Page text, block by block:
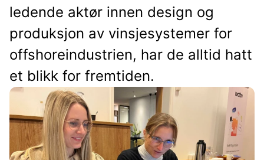
ledende aktør innen design og
produksjon av vinsjesystemer for
offshoreindustrien, har de alltid hatt
et blikk for fremtiden.